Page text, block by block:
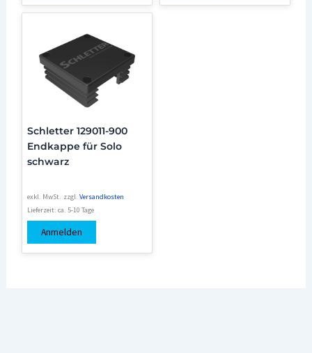
Schletter 129011-900
Endkappe für Solo
schwarz
exkl. MwSt. zzgl.Versandkosten
Lieferzeit:ca. 5-10 Tage
Anmelden